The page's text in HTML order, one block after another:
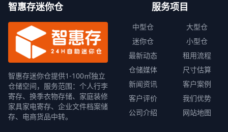
智惠存迷你仓
智惠存迷你仓提供1-100㎡独立
仓储空间，服务范围：个人行李
寄存、换季衣物存储、家庭装修
家具家电寄存、企业文件档案储
存、电商货品中转。
服务项目
中型仓
大型仓
迷你仓
小型仓
最新动态
租用流程
仓储媒体
尺寸估算
新闻资讯
客户案例
客户评价
我们优势
公司介绍
网站地图